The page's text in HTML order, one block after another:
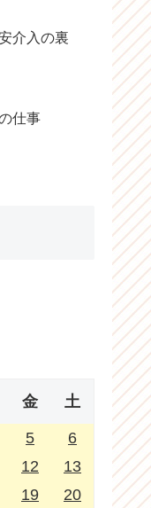
介入の裏
仕事
金 土
5
6
12
13
19
20